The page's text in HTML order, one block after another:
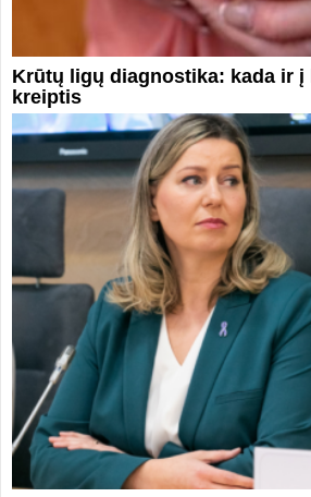
Krūtų ligų diagnostika: kada ir
kreiptis